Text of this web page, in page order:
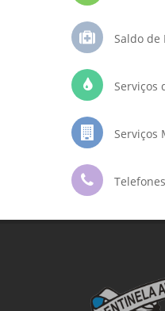
Saldo de
Serviços
Serviços